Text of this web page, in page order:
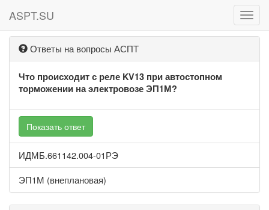
ASPT.SU
Ответы на вопросы АСПТ
Что происходит с реле KV13 при автостопном
торможении на электровозе ЭП1М?
Показать ответ
ИДМБ.661142.004-01РЭ
ЭП1М (внеплановая)